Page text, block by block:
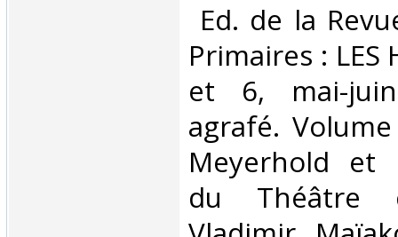
Ed. de la
Primaires : LES
et 6, mai-
agrafé.
Meyerhold et
du Théâtre